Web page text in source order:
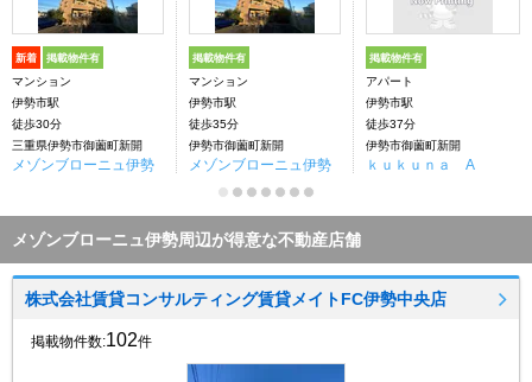
新着 掲載物件有
マンション
伊勢市駅
徒歩30分
三重県伊勢市御薗町新開
メゾンブローニュ伊勢
掲載物件有
マンション
伊勢市駅
徒歩35分
伊勢市御薗町新開
メゾンブローニュ伊勢
掲載物件有
アパート
伊勢市駅
徒歩37分
伊勢市御薗町新開
ｋｕｋｕｎａ A
メゾンブローニュ伊勢周辺が得意な不動産店舗
株式会社賃貸コンサルティング賃貸メイトFC伊勢中央店
掲載物件数:102件